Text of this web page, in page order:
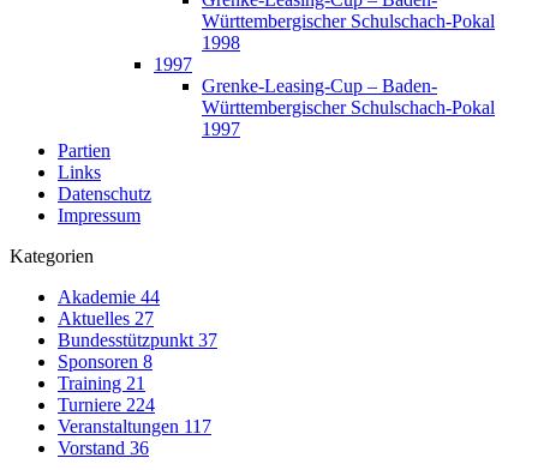
Württembergischer Schulschach-Pokal
1998
1997
Grenke-Leasing-Cup – Baden-
Württembergischer Schulschach-Pokal
1997
Partien
Links
Datenschutz
Impressum
Kategorien
Akademie 44
Aktuelles 27
Bundesstützpunkt 37
Sponsoren 8
Training 21
Turniere 224
Veranstaltungen 117
Vorstand 36